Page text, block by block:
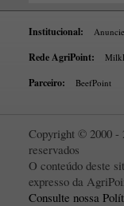
Institucional: Anuncie
Rede AgriPoint:
Parceiro: BeefPoint
Copyright © 2000 -
reservados
O conteúdo deste
expresso da
Consulte nossa